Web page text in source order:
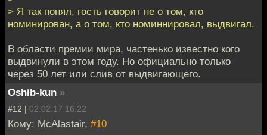
> Я так понял, гость говорит не о том, кто
номинирован, а о том, кто номиннировал, выдвигал.
В области премии мира, частенько известно кого
выдвинули в этом году. Но официально только
через 50 лет или слив от выдвигающего.
Oshib-kun »
#12 | 02.02.17 16:22
Кому: McAlastair, #10